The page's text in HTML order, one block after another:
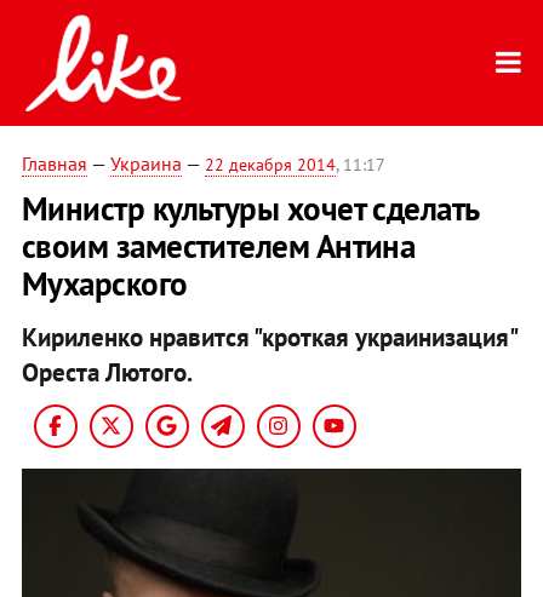
Главная — Украина — 22 декабря 2014, 11:17
Министр культуры хочет сделать
своим заместителем Антина
Мухарского
Кириленко нравится "кроткая украинизация"
Ореста Лютого.